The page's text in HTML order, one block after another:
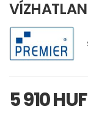
5 910 HUF